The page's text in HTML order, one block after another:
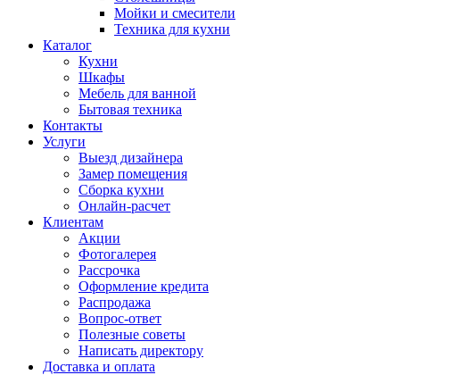
Мойки и смесители
Техника для кухни
Каталог
Кухни
Шкафы
Мебель для ванной
Бытовая техника
Контакты
Услуги
Выезд дизайнера
Замер помещения
Сборка кухни
Онлайн-расчет
Клиентам
Акции
Фотогалерея
Рассрочка
Оформление кредита
Распродажа
Вопрос-ответ
Полезные советы
Написать директору
Доставка и оплата